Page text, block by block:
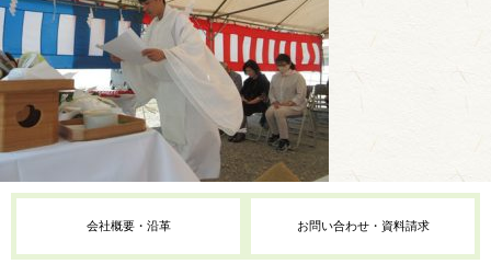
会社概要・沿革 お問い合わせ・資料請求